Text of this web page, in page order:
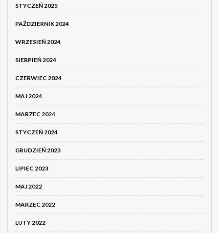
STYCZEŃ 2025
PAŹDZIERNIK 2024
WRZESIEŃ 2024
SIERPIEŃ 2024
CZERWIEC 2024
MAJ 2024
MARZEC 2024
STYCZEŃ 2024
GRUDZIEŃ 2023
LIPIEC 2023
MAJ 2022
MARZEC 2022
LUTY 2022